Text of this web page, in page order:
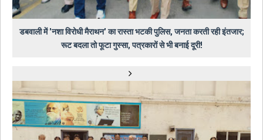
डबवाली में 'नशा विरोधी मैराथन' का रास्ता भटकी पुलिस, जनता करती रही इंतजार;
रूट बदला तो फूटा गुस्सा, पत्रकारों से भी बनाई दूरी!